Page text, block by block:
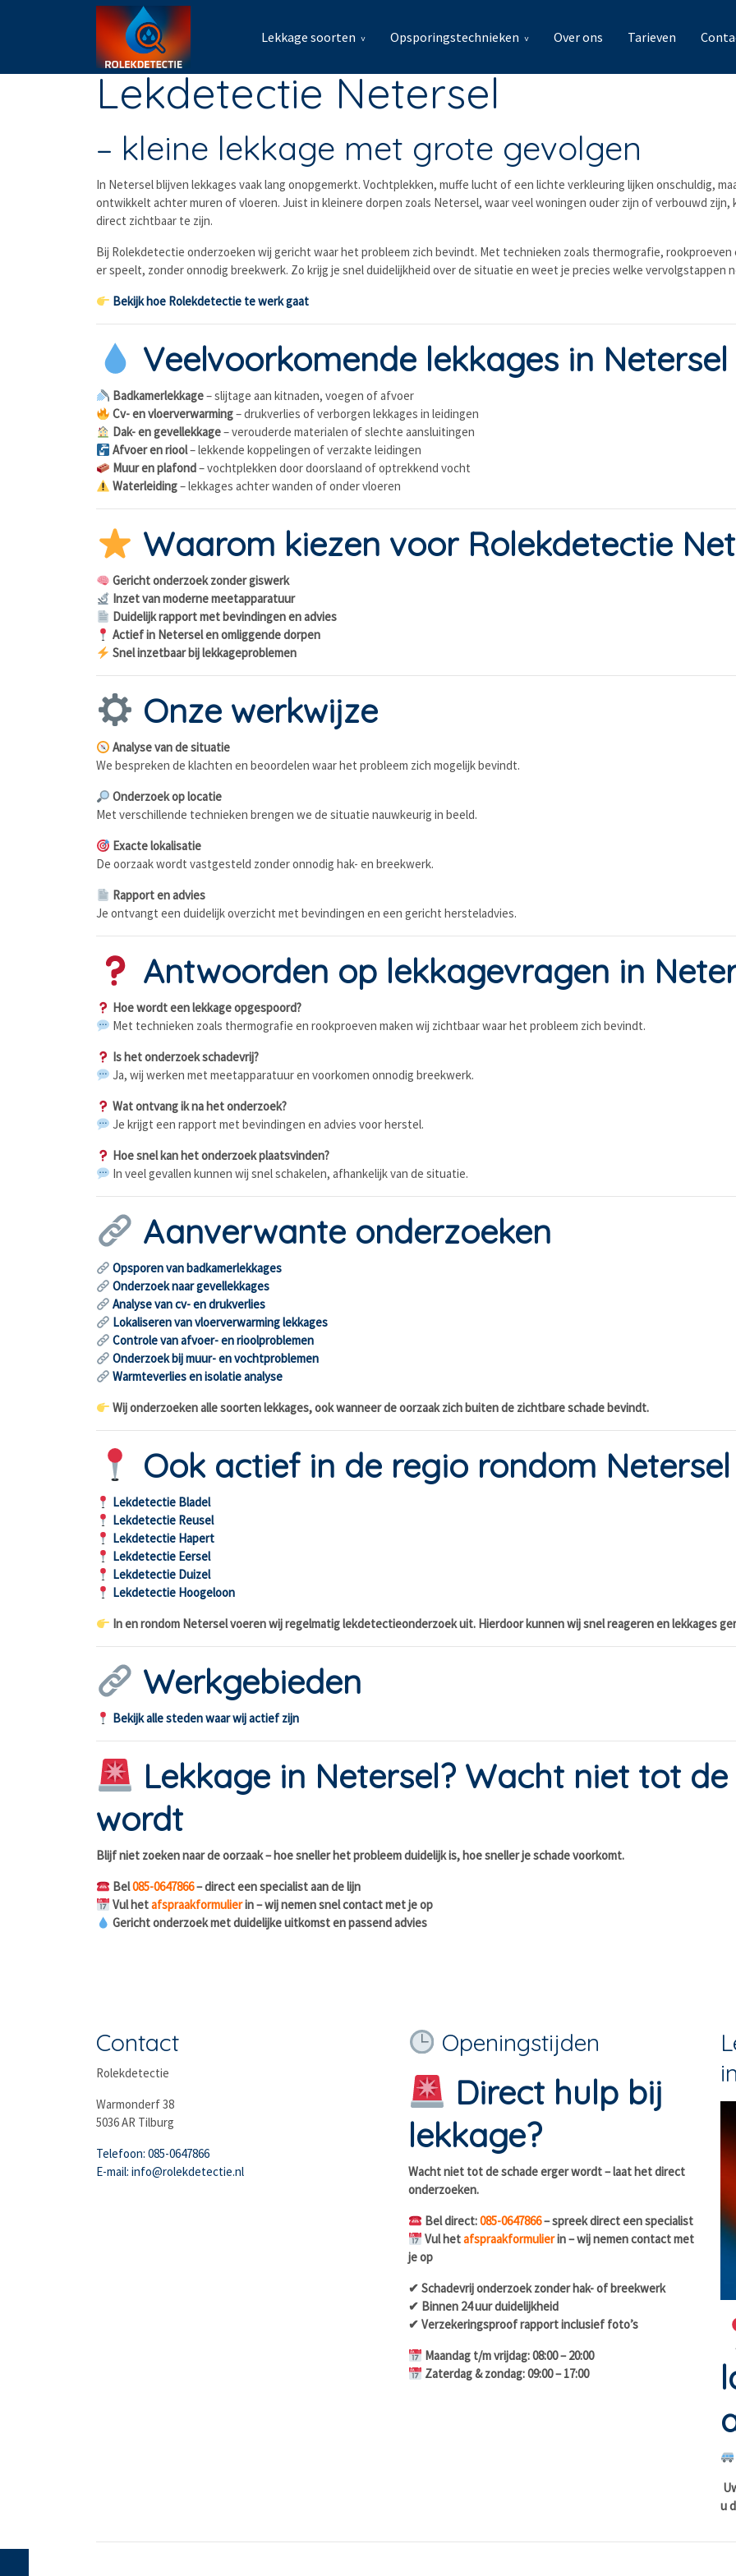
Lekkage soorten Opsporingstechnieken Over ons Tarieven
Lekdetectie Netersel
– kleine lekkage met grote gevolgen
In Neterselblijven lekkages vaak lang onopgemerkt. Vochtplekken, muffe lucht of een lichte verkleuring lijken onschuldig,
ontwikkelt achter muren of vloeren. Juist in kleinere dorpen zoals Netersel, waar veel woningen ouder zijn of verbouwd zijn,
direct zichtbaar te zijn.
Bij Rolekdetectie onderzoeken wij gericht waar het probleem zich bevindt. Met technieken zoals thermografie,
er speelt, zonder onnodig breekwerk. Zo krijg je snel duidelijkheid over de situatie en weet je precies welke vervolgstappen
Bekijk hoe Rolekdetectie te werk gaat
Veelvoorkomende lekkages in Netersel
Badkamerlekkage– slijtage aan kitnaden, voegen of afvoer
Cv- en vloerverwarming– drukverlies of verborgen lekkages in leidingen
Dak- en gevellekkage– verouderde materialen of slechte aansluitingen
Afvoer en riool– lekkende koppelingen of verzakte leidingen
Muur en plafond– vochtplekken door doorslaand of optrekkend vocht
Waterleiding– lekkages achter wanden of onder vloeren
Waarom kiezen voor Rolekdetectie
Gericht onderzoek zonder giswerk
Inzet van moderne meetapparatuur
Duidelijk rapport met bevindingen en advies
Actief in Netersel en omliggende dorpen
Snel inzetbaar bij lekkageproblemen
Onze werkwijze
Analyse van de situatie
We bespreken de klachten en beoordelen waar het probleem zich mogelijk bevindt.
Onderzoek op locatie
Met verschillende technieken brengen we de situatie nauwkeurig in beeld.
Exacte lokalisatie
De oorzaak wordt vastgesteld zonder onnodig hak- en breekwerk.
Rapport en advies
Je ontvangt een duidelijk overzicht met bevindingen en een gericht hersteladvies.
Antwoorden op lekkagevragen in
Hoe wordt een lekkage opgespoord?
Met technieken zoals thermografie en rookproeven maken wij zichtbaar waar het probleem zich bevindt.
Is het onderzoek schadevrij?
Ja, wij werken met meetapparatuur en voorkomen onnodig breekwerk.
Wat ontvang ik na het onderzoek?
Je krijgt een rapport met bevindingen en advies voor herstel.
Hoe snel kan het onderzoek plaatsvinden?
In veel gevallen kunnen wij snel schakelen, afhankelijk van de situatie.
Aanverwante onderzoeken
Opsporen van badkamerlekkages
Onderzoek naar gevellekkages
Analyse van cv- en drukverlies
Lokaliseren van vloerverwarming lekkages
Controle van afvoer- en rioolproblemen
Onderzoek bij muur- en vochtproblemen
Warmteverlies en isolatie analyse
Wij onderzoeken alle soorten lekkages, ook wanneer de oorzaak zich buiten de zichtbare schade bevindt.
Ook actief in de regio rondom Netersel
Lekdetectie Bladel
Lekdetectie Reusel
Lekdetectie Hapert
Lekdetectie Eersel
Lekdetectie Duizel
Lekdetectie Hoogeloon
In en rondom Netersel voeren wij regelmatig lekdetectieonderzoek uit. Hierdoor kunnen wij snel reageren en lekkages
Werkgebieden
Bekijk alle steden waar wij actief zijn
Lekkage in Netersel? Wacht niet tot
wordt
Blijf niet zoeken naar de oorzaak – hoe sneller het probleem duidelijk is, hoe sneller je schade voorkomt.
Bel085-0647866– direct een specialist aan de lijn
Vul hetafspraakformulierin – wij nemen snel contact met je op
Gericht onderzoek met duidelijke uitkomst en passend advies
Contact
Rolekdetectie
Warmonderf 38
5036 AR Tilburg
Telefoon: 085-0647866
E-mail: info@rolekdetectie.nl
Openingstijden
Direct hulp bij
lekkage?
Wacht niet tot de schade erger wordt – laat het direct
onderzoeken.
Bel direct:085-0647866– spreek direct een specialist
Vul hetafspraakformulierin – wij nemen contact met
je op
✔ Schadevrij onderzoek zonder hak- of breekwerk
✔ Binnen 24 uur duidelijkheid
✔ Verzekeringsproof rapport inclusief foto’s
Maandag t/m vrijdag: 08:00 – 20:00
Zaterdag & zondag: 09:00 – 17:00
u